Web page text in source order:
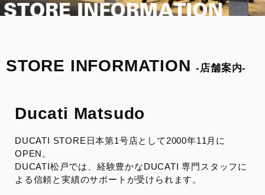
来店予約
整備予約
STORE INFORMATION-店舗案内-
Ducati Matsudo
DUCATI STORE日本第1号店として2000年11月に
OPEN。
DUCATI松戸では、経験豊かなDUCATI 専門スタッフに
よる信頼と実績のサポートが受けられます。